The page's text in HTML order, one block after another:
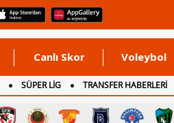
Canlı Skor Voleybol
SÜPER LİG TRANSFER HABERLERİ